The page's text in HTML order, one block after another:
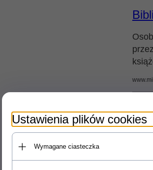
Ustawienia plików cookies
Wymagane ciasteczka